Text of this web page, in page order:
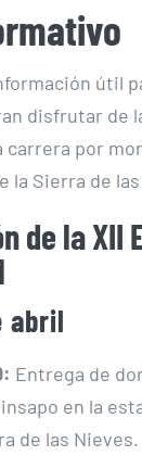
útil
disfrutar de
carrera por
la Sierra de
de la XII
abril
Entrega de
en la
de las Nieves.